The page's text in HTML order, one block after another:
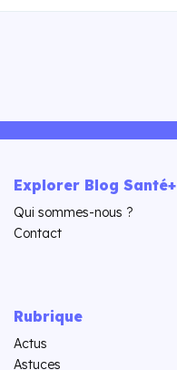
Explorer Blog Santé+
Qui sommes-nous ?
Contact
Rubrique
Actus
Astuces